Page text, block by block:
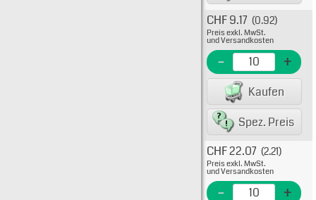
EME
CHF 9.17 (0.92)
Preis exkl. MwSt.
und Versandkosten
- +
Kaufen
Spez. Preis
EME
CHF 22.07 (2.21)
Preis exkl. MwSt.
und Versandkosten
- +